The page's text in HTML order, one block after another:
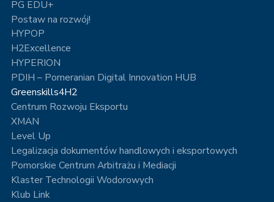
PG EDU+
Postaw na rozwój!
HYPOP
H2Excellence
HYPERION
PDIH – Pomeranian Digital Innovation HUB
Greenskills4H2
Centrum Rozwoju Eksportu
XMAN
Level Up
Legalizacja dokumentów handlowych i eksportowych
Pomorskie Centrum Arbitrażu i Mediacji
Klaster Technologii Wodorowych
Klub Link